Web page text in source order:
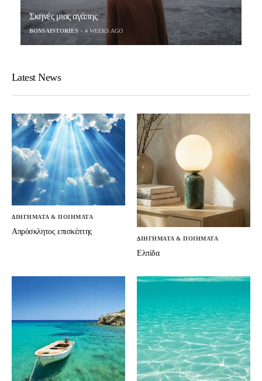
Σκηνές μιας αγάπης
BONSAISTORIES 4 WEEKS AGO
Latest News
ΔΙΗΓΗΜΑΤΑ & ΠΟΙΗΜΑΤΑ
Απρόσκλητος επισκέπτης
ΔΙΗΓΗΜΑΤΑ & ΠΟΙΗΜΑΤΑ
Ελπίδα